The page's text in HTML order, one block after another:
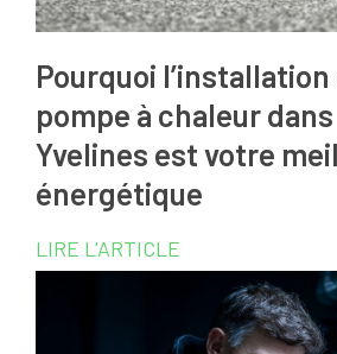
Pourquoi l’installation
pompe à chaleur
Yvelines est votre
énergétique
LIRE L'ARTICLE